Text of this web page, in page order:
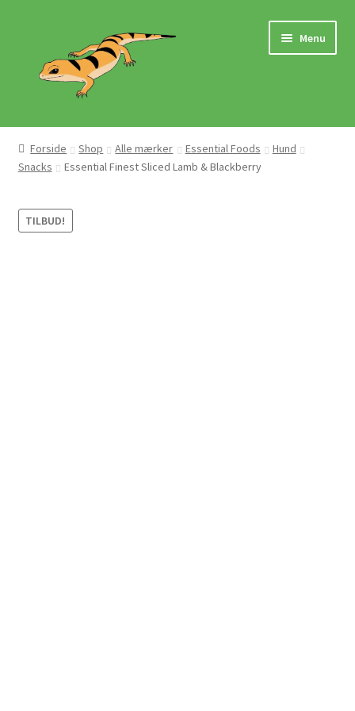
navigation
indhold
Menu
Hjem
Butik
Mærker
Forside Shop Alle mærker Essential Foods
Hund
Snacks
Essential Finest Sliced Lamb & Blackberry
TILBUD!